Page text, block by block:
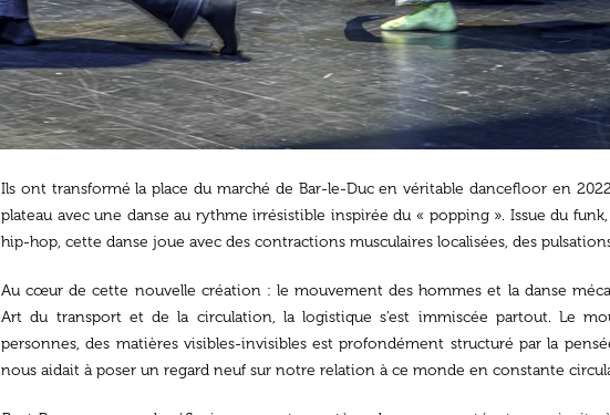
Ils ont transformé la place du marché de Bar-le-Duc en véritable dancefloor en
plateau avec une danse au rythme irrésistible inspirée du « popping ». Issue du
hip-hop, cette danse joue avec des contractions musculaires localisées, des
Au cœur de cette nouvelle création : le mouvement des hommes et la danse
Art du transport et de la circulation, la logistique s’est immiscée partout. Le
personnes, des matières visibles-invisibles est profondément structuré par la
nous aidait à poser un regard neuf sur notre relation à ce monde en constante